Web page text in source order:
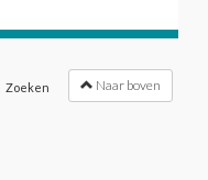
Zoeken Naar boven